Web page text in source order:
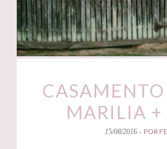
MARILIA +
15/08/2016 - POR